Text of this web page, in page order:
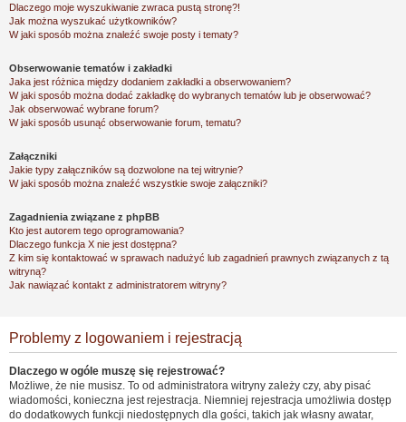
Dlaczego moje wyszukiwanie zwraca pustą stronę?!
Jak można wyszukać użytkowników?
W jaki sposób można znaleźć swoje posty i tematy?
Obserwowanie tematów i zakładki
Jaka jest różnica między dodaniem zakładki a obserwowaniem?
W jaki sposób można dodać zakładkę do wybranych tematów lub je obserwować?
Jak obserwować wybrane forum?
W jaki sposób usunąć obserwowanie forum, tematu?
Załączniki
Jakie typy załączników są dozwolone na tej witrynie?
W jaki sposób można znaleźć wszystkie swoje załączniki?
Zagadnienia związane z phpBB
Kto jest autorem tego oprogramowania?
Dlaczego funkcja X nie jest dostępna?
Z kim się kontaktować w sprawach nadużyć lub zagadnień prawnych związanych z tą
witryną?
Jak nawiązać kontakt z administratorem witryny?
Problemy z logowaniem i rejestracją
Dlaczego w ogóle muszę się rejestrować?
Możliwe, że nie musisz. To od administratora witryny zależy czy, aby pisać
wiadomości, konieczna jest rejestracja. Niemniej rejestracja umożliwia dostęp
do dodatkowych funkcji niedostępnych dla gości, takich jak własny awatar,